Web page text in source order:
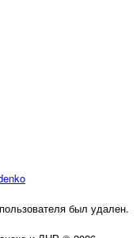
был удален.